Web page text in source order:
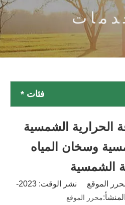
فئات *
الحرارية الشمسية
وسخان المياه
الشمسية
الكاتب:محرر الموقع نشر الوقت: 2023-
محرر الموقع